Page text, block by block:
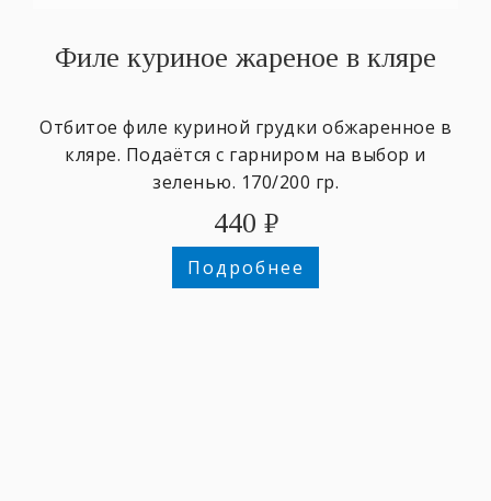
Филе куриное жареное в кляре
Отбитое филе куриной грудки обжаренное в
кляре. Подаётся с гарниром на выбор и
зеленью. 170/200 гр.
440 ₽
Подробнее